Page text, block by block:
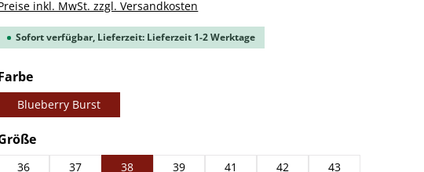
inkl. MwSt. zzgl. Versandkosten
Sofort verfügbar, Lieferzeit: Lieferzeit 1-2 Werktage
auswählen
Blueberry Burst
auswählen
36 37 38 39 41 42 43